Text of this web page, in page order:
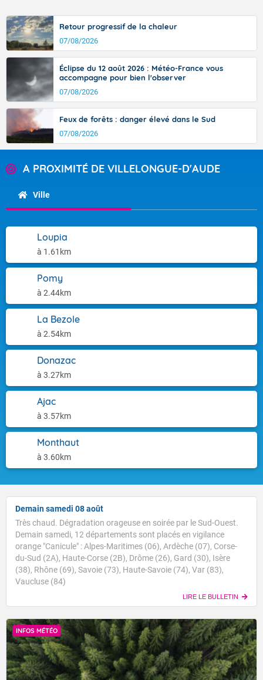
Retour progressif de la chaleur
07/08/2026
Éclipse du 12 août 2026 : Météo-France vous
accompagne pour bien l'observer
07/08/2026
Feux de forêts : danger élevé dans le Sud
07/08/2026
A PROXIMITÉ DE VILLELONGUE-D'AUDE
Ville
Loupia
à 1.61km
Pomy
à 2.44km
La Bezole
à 2.54km
Donazac
à 3.27km
Ajac
à 3.57km
Monthaut
à 3.60km
Demain samedi 08 août
Très chaud. Dégradation orageuse en soirée par le Sud-Ouest.
Demain samedi, 12 départements sont placés en vigilance
orange "Canicule" : Alpes-Maritimes (06), Ardèche (07), Corse-
du-Sud (2A), Haute-Corse (2B), Drôme (26), Gard (30), Isère
(38), Rhône (69), Savoie (73), Haute-Savoie (74), Var (83),
Vaucluse (84)
LIRE LE BULLETIN
INFOS MÉTÉO